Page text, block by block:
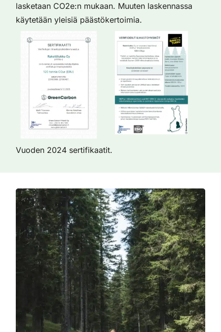
lasketaan CO2e:n mukaan. Muuten laskennassa
käytetään yleisiä päästökertoimia.
Vuoden 2024 sertifikaatit.